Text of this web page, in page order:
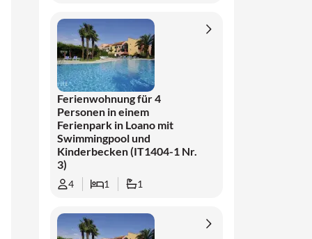
Ferienwohnung für 4
Personen in einem
Ferienpark in Loano mit
Swimmingpool und
Kinderbecken (IT1404-1 Nr.
3)
4 1 1